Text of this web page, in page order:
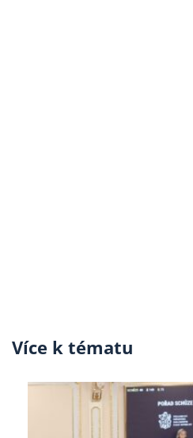
Více k tématu